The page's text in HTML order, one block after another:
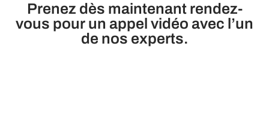
Prenez dès maintenant rendez-
vous pour un appel vidéo avec l’un
de nos experts.